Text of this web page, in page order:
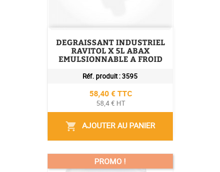
DEGRAISSANT INDUSTRIEL
RAVITOL X 5L ABAX
EMULSIONNABLE A FROID
Réf. produit :3595
Prix
58,40 € TTC
58,4 € HT
shopping_cart AJOUTER AU PANIER
PROMO !